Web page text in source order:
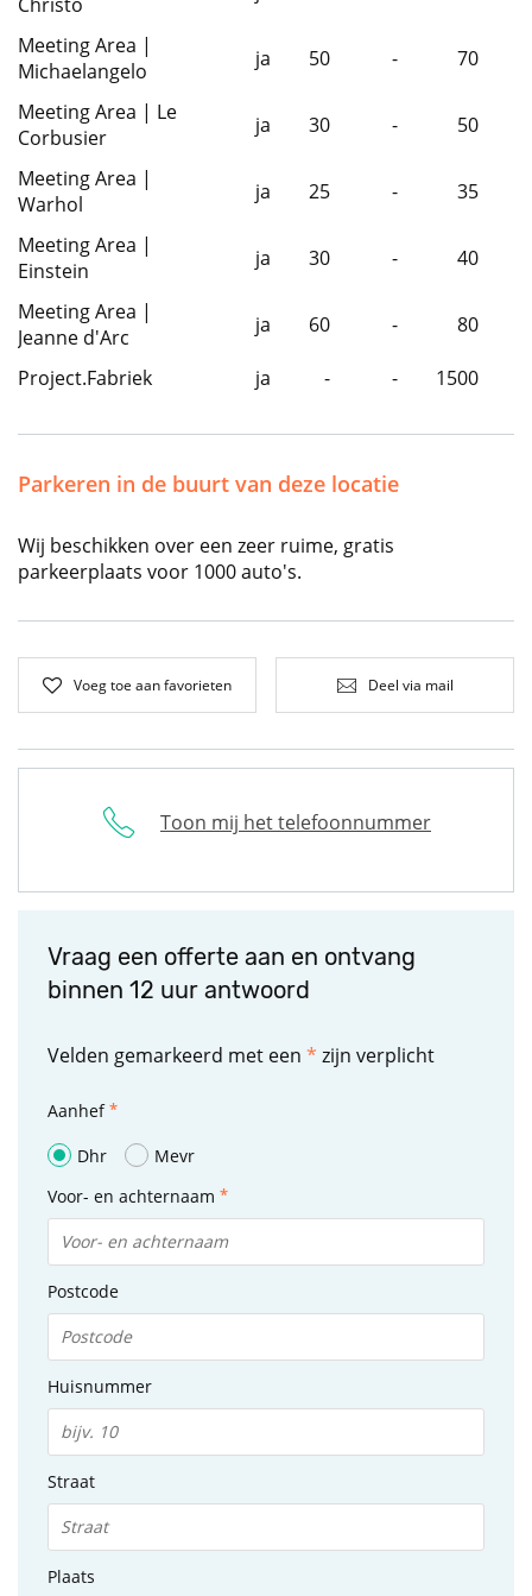
Christo
Meeting Area |
Michaelangelo
ja 50 - 70
Meeting Area | Le
Corbusier
ja 30 - 50
Meeting Area |
Warhol
ja 25 - 35
Meeting Area |
Einstein
ja 30 - 40
Meeting Area |
Jeanne d'Arc
ja 60 - 80
Project.Fabriek ja - - 1500
Parkeren in de buurt van deze locatie
Wij beschikken over een zeer ruime, gratis
parkeerplaats voor 1000 auto's.
Voeg toe aan favorieten Deel via mail
Toon mij het telefoonnummer
Vraag een offerte aan en ontvang
binnen 12 uur antwoord
Velden gemarkeerd met een * zijn verplicht
Aanhef
Dhr
Mevr
Voor- en achternaam
Postcode
Huisnummer
Straat
Plaats